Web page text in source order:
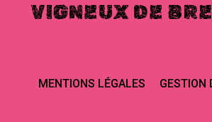
VIGNEUX DE
MENTIONS LÉGALES GESTION